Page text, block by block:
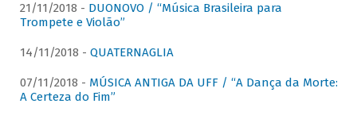
21/11/2018 - DUONOVO / “Música Brasileira para
Trompete e Violão”
14/11/2018 - QUATERNAGLIA
07/11/2018 - MÚSICA ANTIGA DA UFF / “A Dança da Morte:
A Certeza do Fim”